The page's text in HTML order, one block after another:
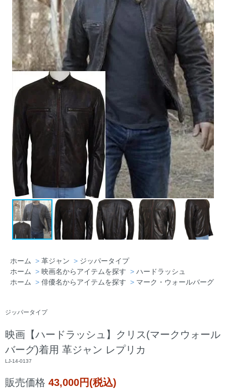
埼玉県 J・T様「本当に満足いくものを買
ホーム > 革ジャン > ジッパータイプ
ホーム
> 映画名からアイテムを探す > ハードラッシュ
ホーム
> 俳優名からアイテムを探す > マーク・ウォールバーグ
ジッパータイプ
映画【ハードラッシュ】クリス(マークウォール
バーグ)着用 革ジャン レプリカ
LJ-14-0137
販売価格 43,000円(税込)